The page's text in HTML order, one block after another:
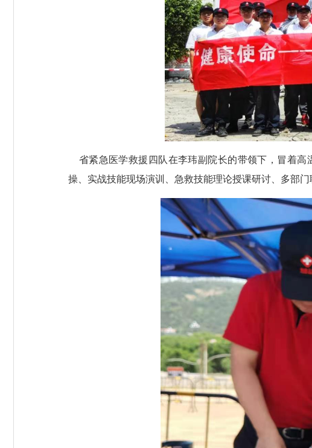
省紧急医学救援四队在李玮副院长的带领下，冒着高
操、实战技能现场演训、急救技能理论授课研讨、多部